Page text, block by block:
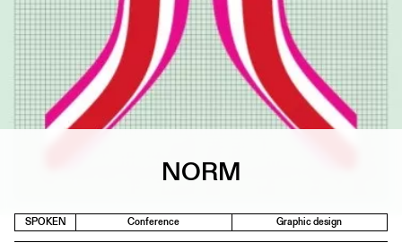
NORM
SPOKEN Conference Graphic design